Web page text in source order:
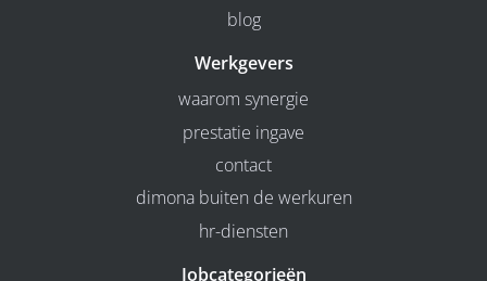
blog
Werkgevers
waarom synergie
prestatie ingave
contact
dimona buiten de werkuren
hr-diensten
Jobcategorieën